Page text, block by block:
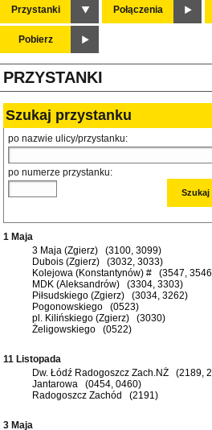
Przystanki Połączenia
Pobierz
PRZYSTANKI
Szukaj przystanku
po nazwie ulicy/przystanku:
po numerze przystanku:
1 Maja
3 Maja (Zgierz) (3100, 3099)
Dubois (Zgierz) (3032, 3033)
Kolejowa (Konstantynów) # (3547,
MDK (Aleksandrów) (3304, 3303)
Piłsudskiego (Zgierz) (3034, 3262)
Pogonowskiego (0523)
pl. Kilińskiego (Zgierz) (3030)
Żeligowskiego (0522)
11 Listopada
Dw. Łódź Radogoszcz Zach.NŻ (2189,
Jantarowa (0454, 0460)
Radogoszcz Zachód (2191)
3 Maja